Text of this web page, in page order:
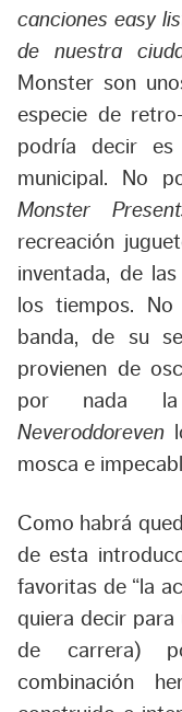
canciones easy
de nuestra
Monster son
especie de
podría decir
municipal. No
Monster
recreación
inventada, de
los tiempos.
banda, de su
provienen de
por nada
Neveroddoreven
mosca e
Como habrá
de esta
favoritas de “la
quiera decir para
de carrera)
combinación